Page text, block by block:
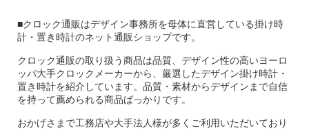
■クロック通販はデザイン事務所を母体に直営している掛け時
計・置き時計のネット通販ショップです。
クロック通販の取り扱う商品は品質、デザイン性の高いヨーロ
ッパ大手クロックメーカーから、厳選したデザイン掛け時計・
置き時計を紹介しています。品質・素材からデザインまで自信
を持って薦められる商品ばっかりです。
おかげさまで工務店や大手法人様が多くご利用いただいており